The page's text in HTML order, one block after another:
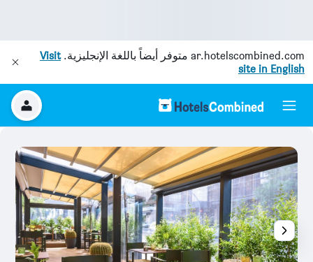
ar.hotelscombined.com متوفر أيضاً باللغة الإنجليزية.Visit
site in English